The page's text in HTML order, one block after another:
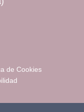
de Cookies